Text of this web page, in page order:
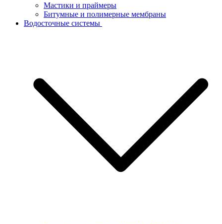
Мастики и праймеры
Битумные и полимерные мембраны
Водосточные системы